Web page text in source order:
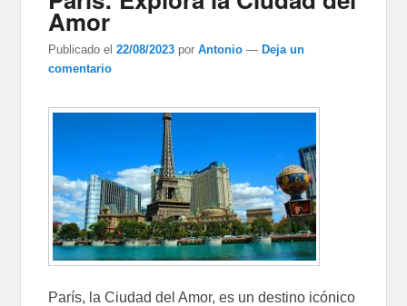
Amor
Publicado el 22/08/2023 porAntonio — Deja un
comentario
París, la Ciudad del Amor, es un destino icónico